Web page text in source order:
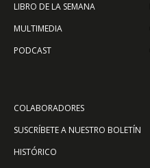
LIBRO DE LA SEMANA
MULTIMEDIA
PODCAST
COLABORADORES
SUSCRÍBETE A NUESTRO BOLETÍN
HISTÓRICO